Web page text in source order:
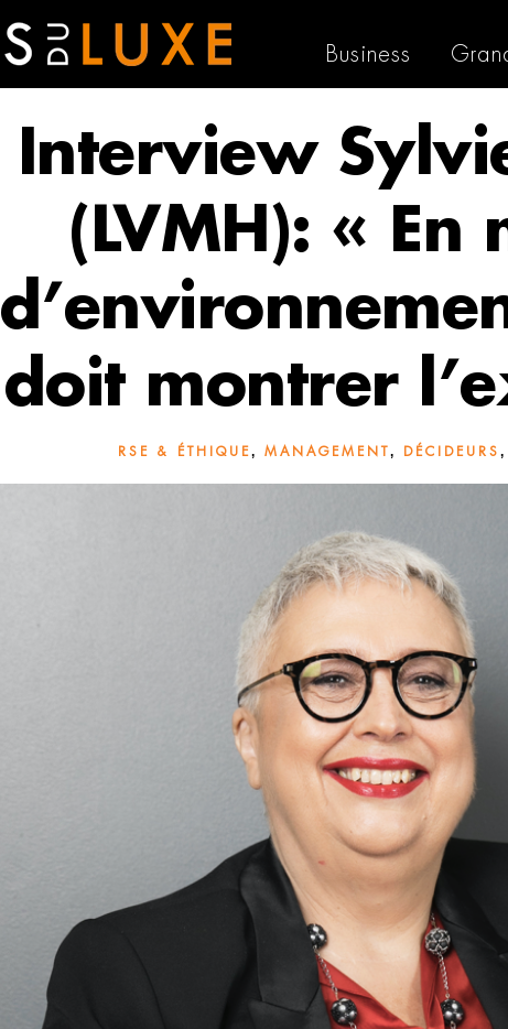
Business
Interview
(LVMH): « En
doit montrer
RSE & ÉTHIQUE, MANAGEMENT, DÉCIDEURS ,